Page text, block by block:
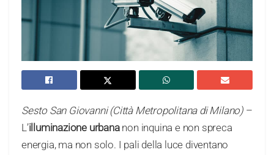
Sesto San Giovanni (Città Metropolitana di Milano) –
L’illuminazione urbananon inquina e non spreca
energia, ma non solo. I pali della luce diventano